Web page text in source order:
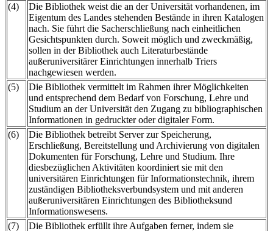
(4)
Die Bibliothek weist die an der Universität vorhandenen, im
Eigentum des Landes stehenden Bestände in ihren Katalogen
nach. Sie führt die Sacherschließung nach einheitlichen
Gesichtspunkten durch. Soweit möglich und zweckmäßig,
sollen in der Bibliothek auch Literaturbestände
außeruniversitärer Einrichtungen innerhalb Triers
nachgewiesen werden.
(5)
Die Bibliothek vermittelt im Rahmen ihrer Möglichkeiten
und entsprechend dem Bedarf von Forschung, Lehre und
Studium an der Universität den Zugang zu bibliographischen
Informationen in gedruckter oder digitaler Form.
(6)
Die Bibliothek betreibt Server zur Speicherung,
Erschließung, Bereitstellung und Archivierung von digitalen
Dokumenten für Forschung, Lehre und Studium. Ihre
diesbezüglichen Aktivitäten koordiniert sie mit den
universitären Einrichtungen für Informationstechnik, ihrem
zuständigen Bibliotheksverbundsystem und mit anderen
außeruniversitären Einrichtungen des Bibliotheksund
Informationswesens.
(7)
Die Bibliothek erfüllt ihre Aufgaben ferner, indem sie